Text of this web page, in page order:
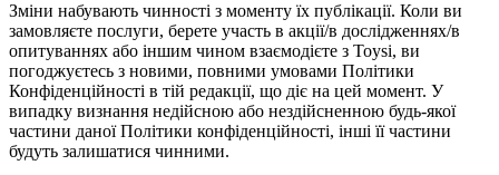
Зміни набувають чинності з моменту їх публікації. Коли ви
замовляєте послуги, берете участь в акції/в дослідженнях/в
опитуваннях або іншим чином взаємодієте з Toysi, ви
погоджуєтесь з новими, повними умовами Політики
Конфіденційності в тій редакції, що діє на цей момент. У
випадку визнання недійсною або нездійсненною будь-якої
частини даної Політики конфіденційності, інші її частини
будуть залишатися чинними.